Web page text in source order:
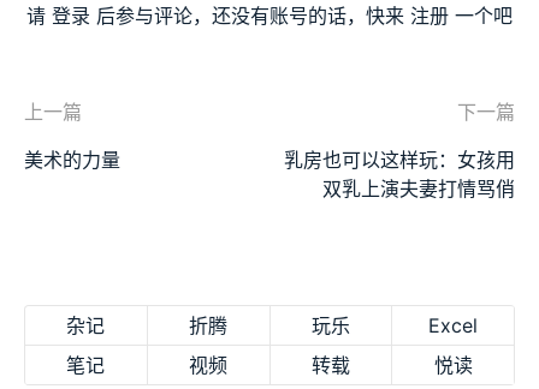
请 登录 后参与评论，还没有账号的话，快来 注册 一个吧
上一篇
美术的力量
下一篇
乳房也可以这样玩：女孩用
双乳上演夫妻打情骂俏
杂记 折腾 玩乐
Excel
笔记
视频 转载 悦读